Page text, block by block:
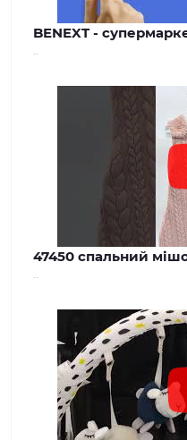
BENEXT -
47450 спальний